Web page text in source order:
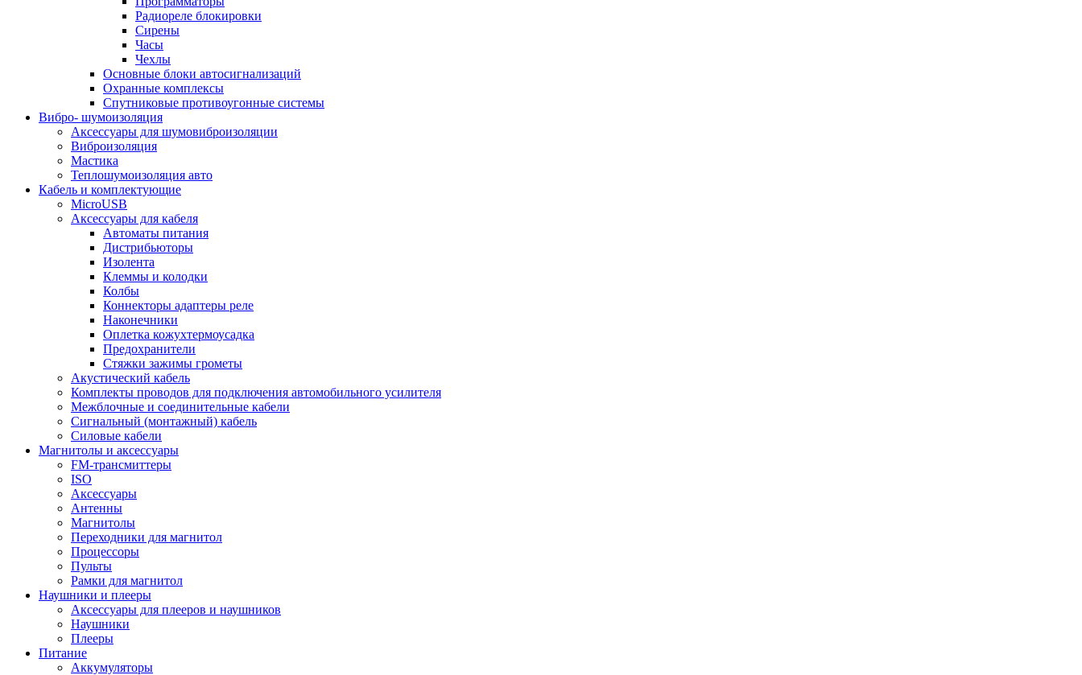
Радиореле блокировки
Сирены
Часы
Чехлы
Основные блоки автосигнализаций
Охранные комплексы
Спутниковые противоугонные системы
Вибро- шумоизоляция
Аксессуары для шумовиброизоляции
Виброизоляция
Мастика
Теплошумоизоляция авто
Кабель и комплектующие
MicroUSB
Аксессуары для кабеля
Автоматы питания
Дистрибьюторы
Изолента
Клеммы и колодки
Колбы
Коннекторы адаптеры реле
Наконечники
Оплетка кожухтермоусадка
Предохранители
Стяжки зажимы грометы
Акустический кабель
Комплекты проводов для подключения автомобильного усилителя
Межблочные и соединительные кабели
Сигнальный (монтажный) кабель
Силовые кабели
Магнитолы и аксессуары
FM-трансмиттеры
ISO
Аксессуары
Антенны
Магнитолы
Переходники для магнитол
Процессоры
Пульты
Рамки для магнитол
Наушники и плееры
Аксессуары для плееров и наушников
Наушники
Плееры
Питание
Аккумуляторы